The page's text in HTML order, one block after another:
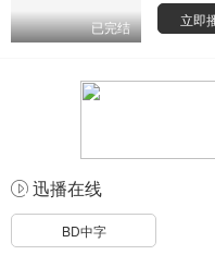
已完结 立即
迅播在线
BD中字